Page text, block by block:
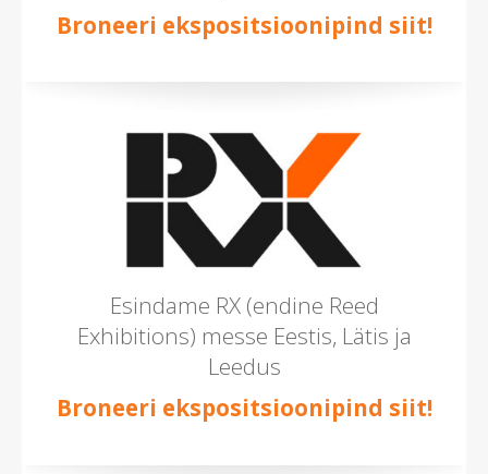
Broneeri ekspositsioonipind siit!
Esindame RX (endine Reed
Exhibitions) messe Eestis, Lätis ja
Leedus
Broneeri ekspositsioonipind siit!